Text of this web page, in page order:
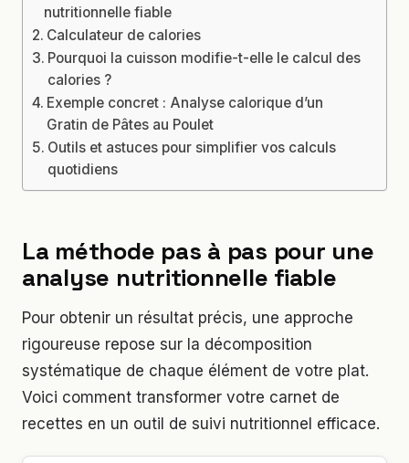
nutritionnelle fiable
Calculateur de calories
Pourquoi la cuisson modifie-t-elle le calcul des
calories ?
Exemple concret : Analyse calorique d’un
Gratin de Pâtes au Poulet
Outils et astuces pour simplifier vos calculs
quotidiens
La méthode pas à pas pour une
analyse nutritionnelle fiable
Pour obtenir un résultat précis, une approche
rigoureuse repose sur la décomposition
systématique de chaque élément de votre plat.
Voici comment transformer votre carnet de
recettes en un outil de suivi nutritionnel efficace.